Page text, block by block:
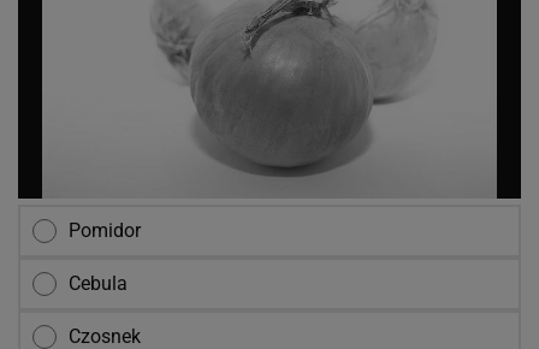
Pomidor
Cebula
Czosnek